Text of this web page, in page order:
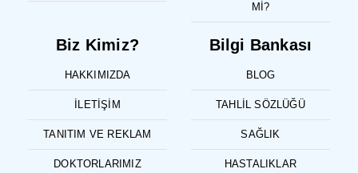
MI?
Biz Kimiz?
HAKKIMIZDA
İLETIŞIM
TANITIM VE REKLAM
DOKTORLARIMIZ
Bilgi Bankası
BLOG
TAHLIL SÖZLÜĞÜ
SAĞLIK
HASTALIKLAR